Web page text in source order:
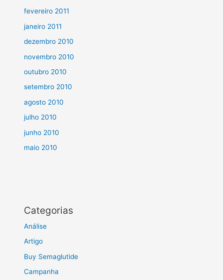
fevereiro 2011
janeiro 2011
dezembro 2010
novembro 2010
outubro 2010
setembro 2010
agosto 2010
julho 2010
junho 2010
maio 2010
Categorias
Análise
Artigo
Buy Semaglutide
Campanha